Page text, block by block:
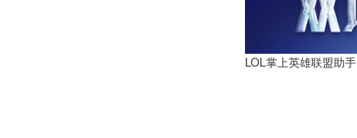
LOL掌上英雄联盟助手